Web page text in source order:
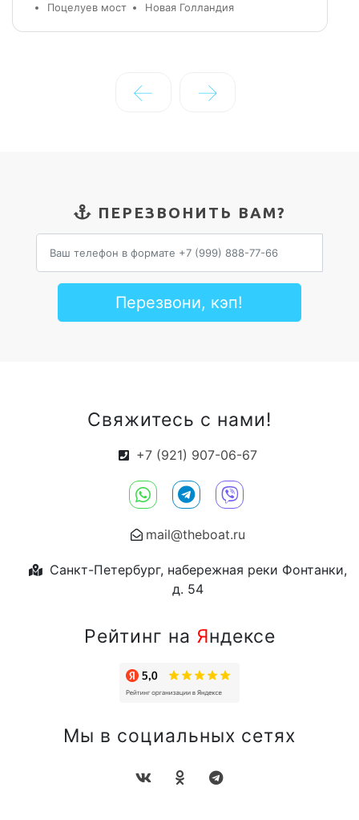
Поцелуев мост
Новая Голландия
← →
ПЕРЕЗВОНИТЬ ВАМ?
Перезвони, кэп!
Свяжитесь с нами!
+7 (921) 907-06-67
mail@theboat.ru
Санкт-Петербург, набережная реки Фонтанки,
д. 54
Рейтинг на Яндексе
Мы в социальных сетях